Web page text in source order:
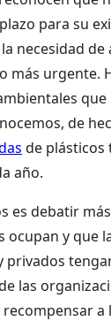
para su
necesidad
más urgente.
de
de plásticos
año.
es debatir
ocupan y que
privados
las
a